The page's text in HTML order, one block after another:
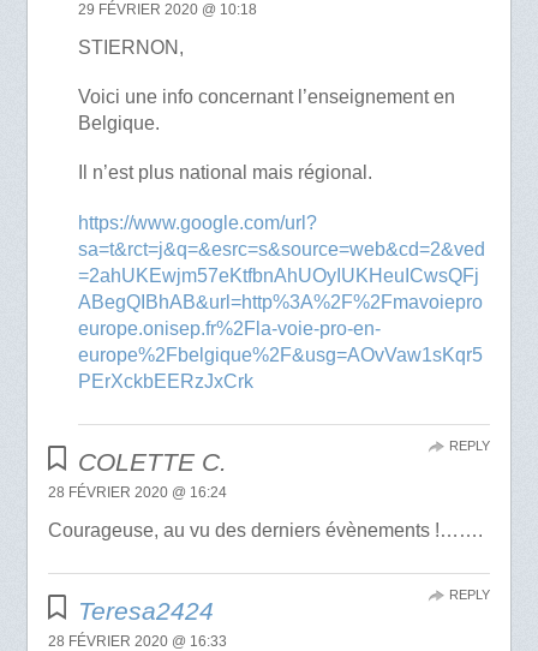
29 FÉVRIER 2020 @ 10:18
STIERNON,
Voici une info concernant l’enseignement en
Belgique.
Il n’est plus national mais régional.
https://www.google.com/url?
sa=t&rct=j&q=&esrc=s&source=web&cd=2&ved
=2ahUKEwjm57eKtfbnAhUOyIUKHeuICwsQFj
ABegQIBhAB&url=http%3A%2F%2Fmavoiepro
europe.onisep.fr%2Fla-voie-pro-en-
europe%2Fbelgique%2F&usg=AOvVaw1sKqr5
PErXckbEERzJxCrk
COLETTE C.
28 FÉVRIER 2020 @ 16:24
Courageuse, au vu des derniers évènements !…….
REPLY
Teresa2424
28 FÉVRIER 2020 @ 16:33
REPLY